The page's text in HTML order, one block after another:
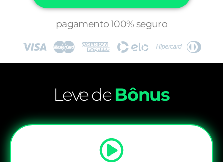
pagamento 100% seguro
Leve deBônus